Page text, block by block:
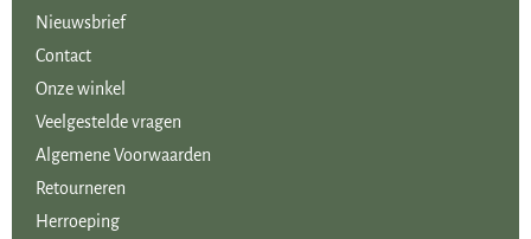
Nieuwsbrief
Contact
Onze winkel
Veelgestelde vragen
Algemene Voorwaarden
Retourneren
Herroeping